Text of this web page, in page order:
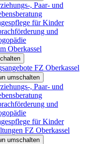
, Paar- und
für Kinder
und
Oberkassel
FZ Oberkassel
umschalten
, Paar- und
und
für Kinder
FZ Oberkassel
umschalten